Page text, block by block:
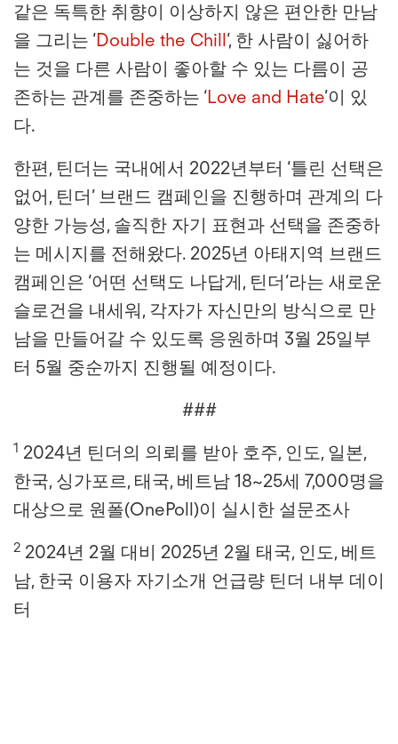
같은 독특한 취향이 이상하지 않은 편안한 만남
을 그리는 ‘Double the Chill’, 한 사람이 싫어하
는 것을 다른 사람이 좋아할 수 있는 다름이 공
존하는 관계를 존중하는 ‘Love and Hate’이 있
다.
한편, 틴더는 국내에서 2022년부터 ‘틀린 선택은
없어, 틴더’ 브랜드 캠페인을 진행하며 관계의 다
양한 가능성, 솔직한 자기 표현과 선택을 존중하
는 메시지를 전해왔다. 2025년 아태지역 브랜드
캠페인은 ‘어떤 선택도 나답게, 틴더’라는 새로운
슬로건을 내세워, 각자가 자신만의 방식으로 만
남을 만들어갈 수 있도록 응원하며 3월 25일부
터 5월 중순까지 진행될 예정이다.
###
1 2024년 틴더의 의뢰를 받아 호주, 인도, 일본,
한국, 싱가포르, 태국, 베트남 18~25세 7,000명을
대상으로 원폴(OnePoll)이 실시한 설문조사
2 2024년 2월 대비 2025년 2월 태국, 인도, 베트
남, 한국 이용자 자기소개 언급량 틴더 내부 데이
터